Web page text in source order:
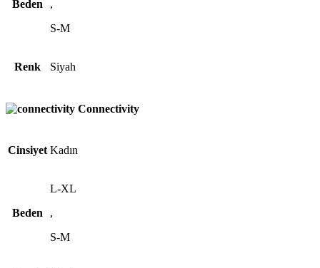
Beden
,
S-M
Renk Siyah
Connectivity
Cinsiyet Kadın
Beden
L-XL
,
S-M